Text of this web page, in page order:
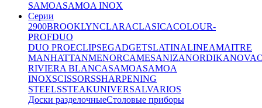
SAMOASAMOA INOX
Серии
2900BROOKLYNCLARACLASICACOLOUR-
PROFDUO
DUO PROECLIPSEGADGETSLATINALINEAMAITRE
MANHATTANMENORCAMESANIZANORDIKANOVA
RIVIERA BLANCASAMOASAMOA
INOXSCISSORSSHARPENING
STEELSSTEAKUNIVERSALVARIOS
Доски разделочныеСтоловые приборы